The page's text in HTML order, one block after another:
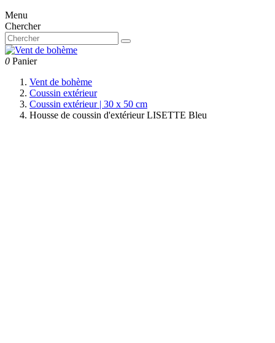
Menu
Chercher
0 Panier
Vent de bohème
Coussin extérieur
Coussin extérieur | 30 x 50 cm
Housse de coussin d'extérieur LISETTE Bleu